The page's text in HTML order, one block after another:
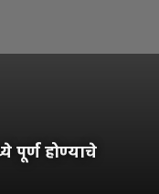
पूर्ण होण्याचे